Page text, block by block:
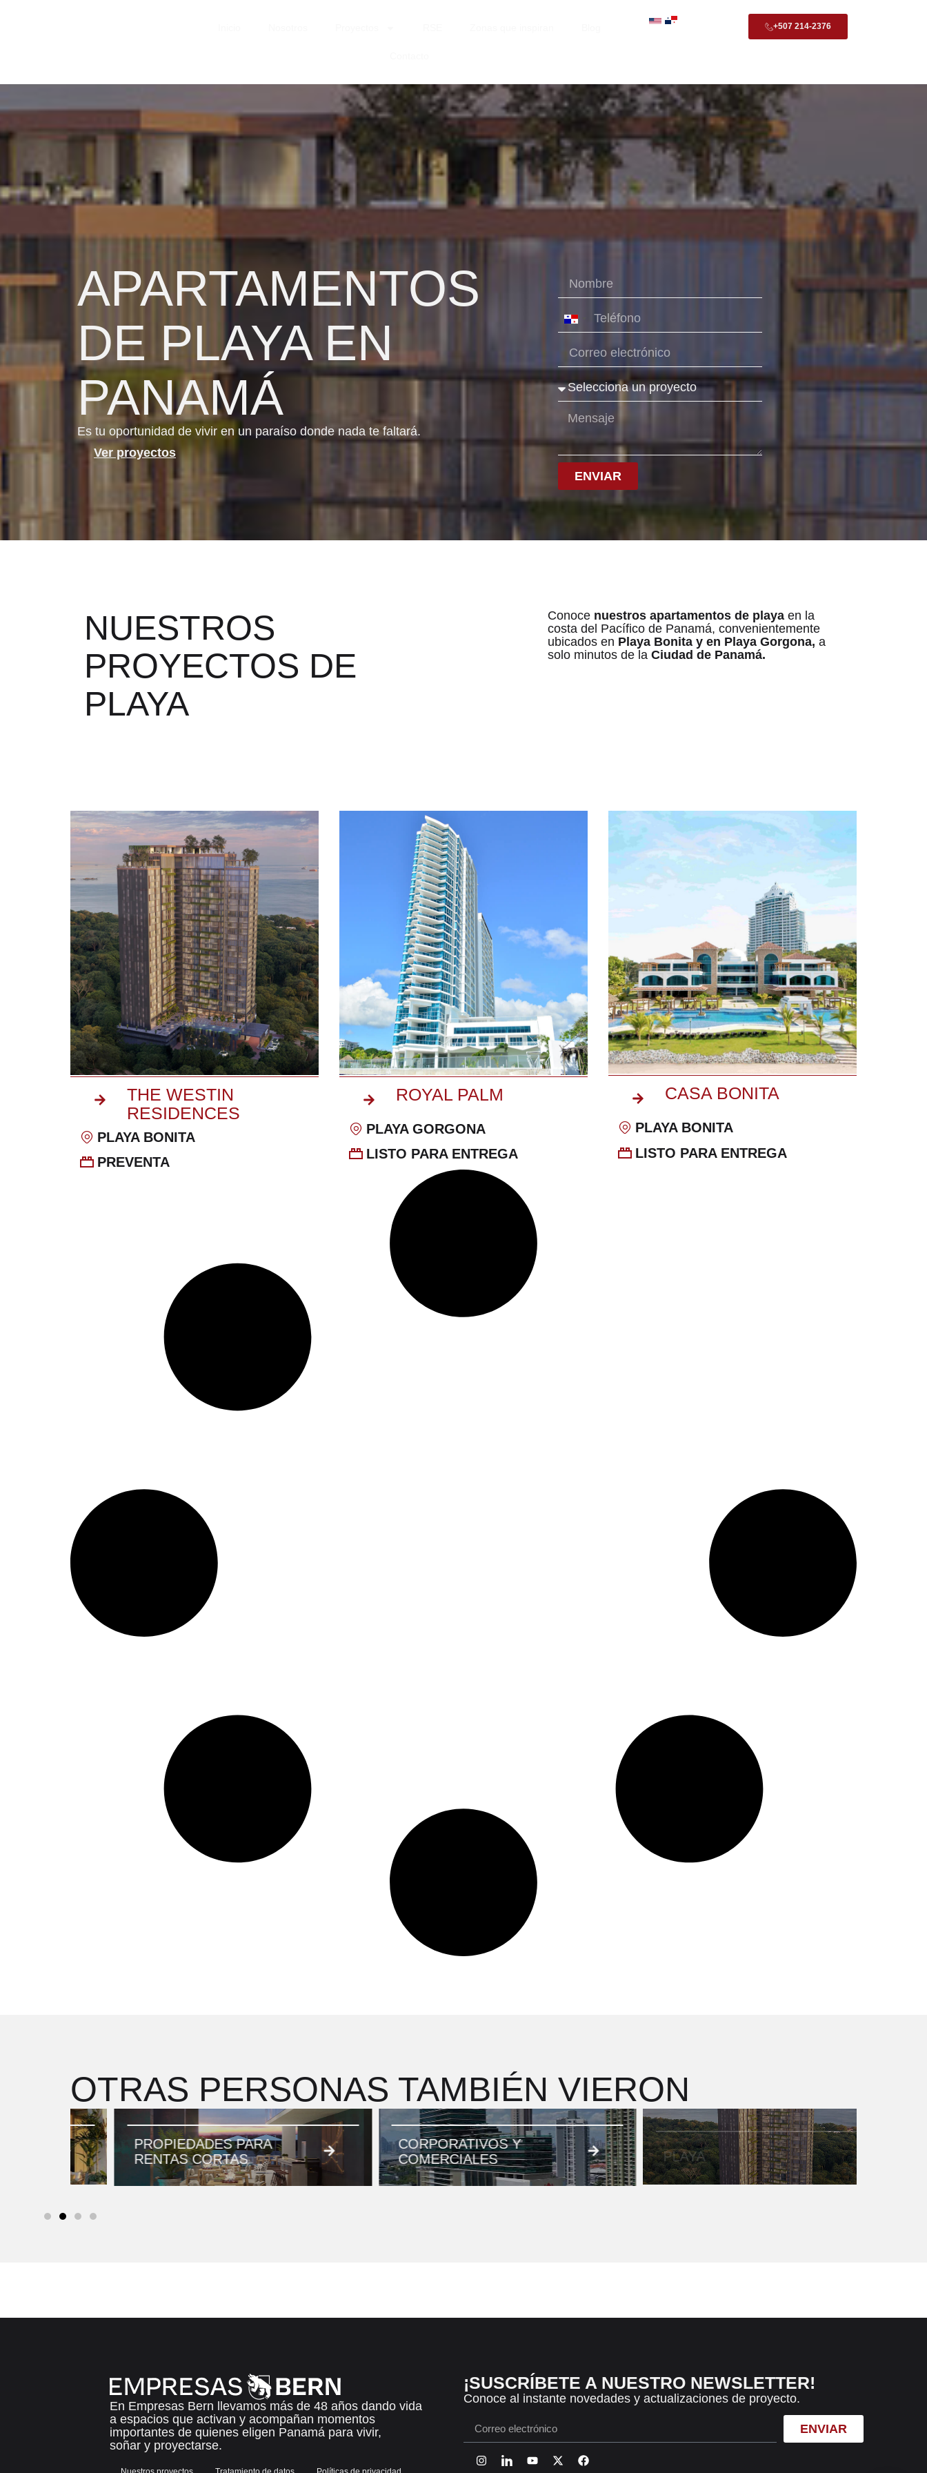
| +507 214-2376
APARTAMENTOS
DE PLAYA EN
PANAMÁ
Es tu oportunidad de vivir en un paraíso donde nada te faltará.
Ver proyectos
Panama
+507
ENVIAR
NUESTROS
PROYECTOS DE
PLAYA
Conoce nuestros apartamentos de playa en la
costa del Pacífico de Panamá, convenientemente
ubicados en Playa Bonita y en Playa Gorgona, a
solo minutos de la Ciudad de Panamá.
THE WESTIN
RESIDENCES
PLAYA BONITA
PREVENTA
ROYAL PALM
PLAYA GORGONA
LISTO PARA ENTREGA
CASA BONITA
PLAYA BONITA
LISTO PARA ENTREGA
OTRAS PERSONAS TAMBIÉN VIERON
PROPIEDADES PARA
RENTAS CORTAS
CORPORATIVOS Y
COMERCIALES
PLAYA
En Empresas Bern llevamos más de 48 años dando vida
a espacios que activan y acompañan momentos
importantes de quienes eligen Panamá para vivir,
soñar y proyectarse.
¡SUSCRÍBETE A NUESTRO NEWSLETTER!
Conoce al instante novedades y actualizaciones de proyecto.
ENVIAR